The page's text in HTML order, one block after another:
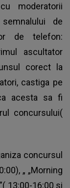
moderatorii
de
de telefon:
ascultator
corect la
castiga pe
acesta sa fi
concursului(
concursul
„ „Morning
13:00-16:00 si